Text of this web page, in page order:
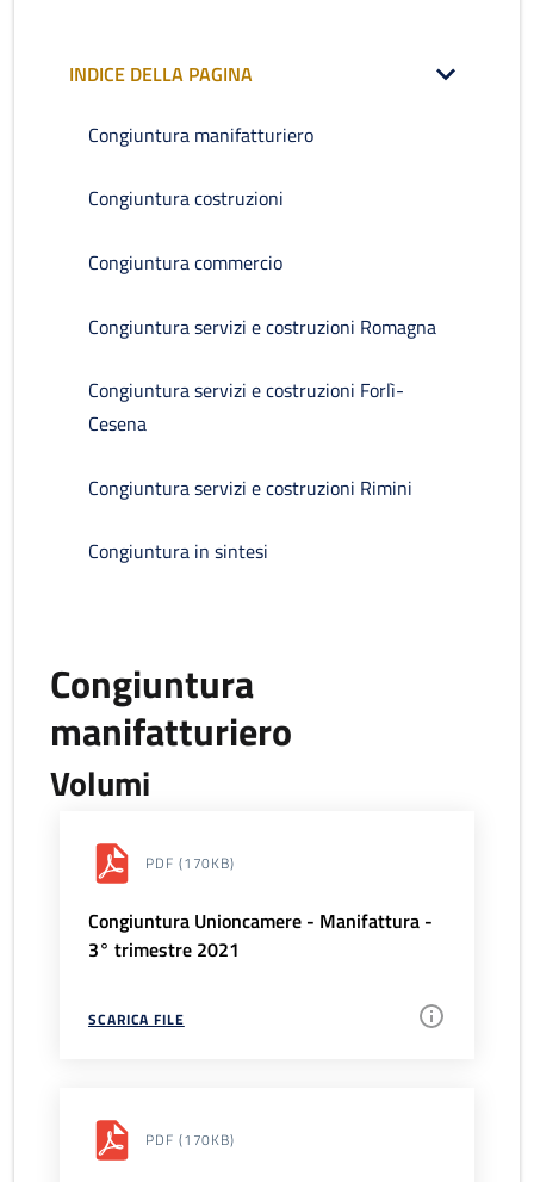
INDICE DELLA PAGINA
Congiuntura manifatturiero
Congiuntura costruzioni
Congiuntura commercio
Congiuntura servizi e costruzioni Romagna
Congiuntura servizi e costruzioni Forlì-
Cesena
Congiuntura servizi e costruzioni Rimini
Congiuntura in sintesi
Congiuntura
manifatturiero
Volumi
PDF (170KB)
Congiuntura Unioncamere - Manifattura -
3° trimestre 2021
SCARICA FILE
PDF (170KB)